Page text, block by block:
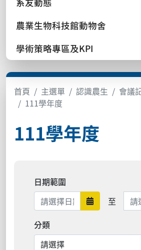
農業生物科技館動物舍
學術策略專區及KPI
首頁 主選單 認識農生 會議
111學年度
111學年度
日期範圍
日期範圍開始
至 日
分類